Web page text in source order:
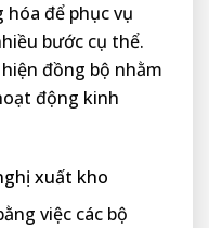
để phục vụ
bước cụ thể.
đồng bộ nhằm
động kinh
xuất kho
việc các bộ